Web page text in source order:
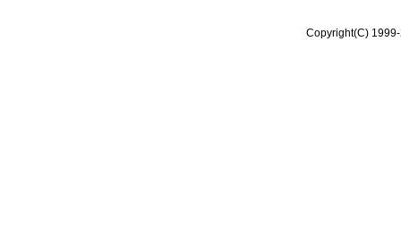
Copyright(C)